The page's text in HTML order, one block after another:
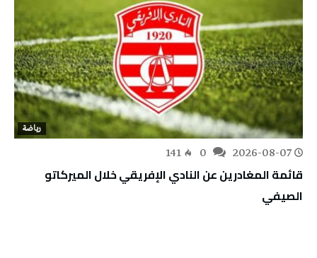
رياضة
2026-08-07
141
قائمة المغادرين عن النادي الإفريقي خلال الميركاتو
الصيفي